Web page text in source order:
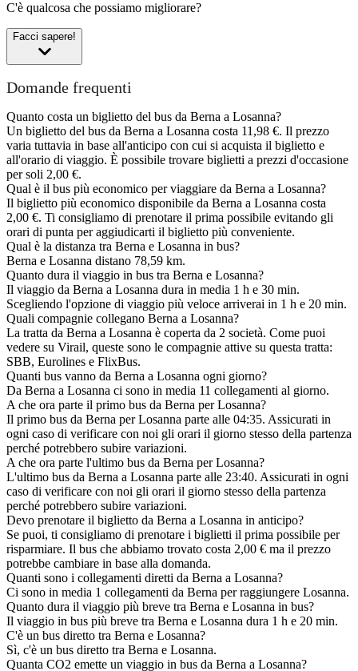
C'è qualcosa che possiamo migliorare?
Facci sapere!
Domande frequenti
Quanto costa un biglietto del bus da Berna a Losanna?
Un biglietto del bus da Berna a Losanna costa 11,98 €. Il prezzo
varia tuttavia in base all'anticipo con cui si acquista il biglietto e
all'orario di viaggio. È possibile trovare biglietti a prezzi d'occasione
per soli 2,00 €.
Qual è il bus più economico per viaggiare da Berna a Losanna?
Il biglietto più economico disponibile da Berna a Losanna costa
2,00 €. Ti consigliamo di prenotare il prima possibile evitando gli
orari di punta per aggiudicarti il biglietto più conveniente.
Qual è la distanza tra Berna e Losanna in bus?
Berna e Losanna distano 78,59 km.
Quanto dura il viaggio in bus tra Berna e Losanna?
Il viaggio da Berna a Losanna dura in media 1 h e 30 min.
Scegliendo l'opzione di viaggio più veloce arriverai in 1 h e 20 min.
Quali compagnie collegano Berna a Losanna?
La tratta da Berna a Losanna è coperta da 2 società. Come puoi
vedere su Virail, queste sono le compagnie attive su questa tratta:
SBB, Eurolines e FlixBus.
Quanti bus vanno da Berna a Losanna ogni giorno?
Da Berna a Losanna ci sono in media 11 collegamenti al giorno.
A che ora parte il primo bus da Berna per Losanna?
Il primo bus da Berna per Losanna parte alle 04:35. Assicurati in
ogni caso di verificare con noi gli orari il giorno stesso della partenza
perché potrebbero subire variazioni.
A che ora parte l'ultimo bus da Berna per Losanna?
L'ultimo bus da Berna a Losanna parte alle 23:40. Assicurati in ogni
caso di verificare con noi gli orari il giorno stesso della partenza
perché potrebbero subire variazioni.
Devo prenotare il biglietto da Berna a Losanna in anticipo?
Se puoi, ti consigliamo di prenotare i biglietti il prima possibile per
risparmiare. Il bus che abbiamo trovato costa 2,00 € ma il prezzo
potrebbe cambiare in base alla domanda.
Quanti sono i collegamenti diretti da Berna a Losanna?
Ci sono in media 1 collegamenti da Berna per raggiungere Losanna.
Quanto dura il viaggio più breve tra Berna e Losanna in bus?
Il viaggio in bus più breve tra Berna e Losanna dura 1 h e 20 min.
C'è un bus diretto tra Berna e Losanna?
Sì, c'è un bus diretto tra Berna e Losanna.
Quanta CO2 emette un viaggio in bus da Berna a Losanna?